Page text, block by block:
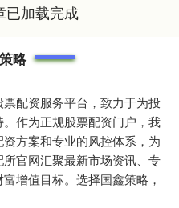
已加载完成
略
配资服务平台，致力于为投
作为正规股票配资门户，我
方案和专业的风控体系，为
官网汇聚最新市场资讯、专
增值目标。选择国鑫策略，